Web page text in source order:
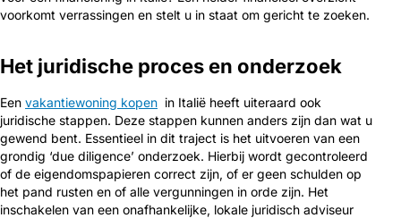
voorkomt verrassingen en stelt u in staat om gericht te zoeken.
Het juridische proces en onderzoek
Een vakantiewoning kopen in Italië heeft uiteraard ook
juridische stappen. Deze stappen kunnen anders zijn dan wat u
gewend bent. Essentieel in dit traject is het uitvoeren van een
grondig ‘due diligence’ onderzoek. Hierbij wordt gecontroleerd
of de eigendomspapieren correct zijn, of er geen schulden op
het pand rusten en of alle vergunningen in orde zijn. Het
inschakelen van een onafhankelijke, lokale juridisch adviseur